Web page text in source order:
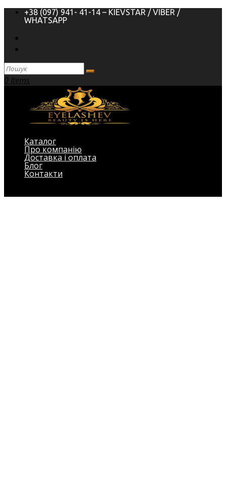
+38 (097) 941- 41-14 – KIEVSTAR / VIBER /
WHATSAPP
0 Items
Каталог
Про компанію
Доставка і оплата
Блог
Контакти